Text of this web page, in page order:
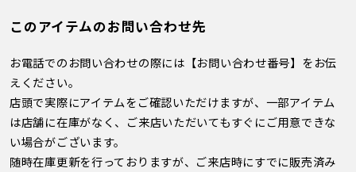
このアイテムのお問い合わせ先
お電話でのお問い合わせの際には【お問い合わせ番号】をお伝
えください。
店頭で実際にアイテムをご確認いただけますが、一部アイテム
は店舗に在庫がなく、ご来店いただいてもすぐにご用意できな
い場合がございます。
随時在庫更新を行っておりますが、ご来店時にすでに販売済み